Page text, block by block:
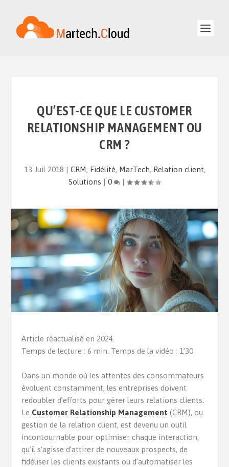
QU’EST-CE QUE LE CUSTOMER
RELATIONSHIP MANAGEMENT OU
CRM ?
13 Juil 2018 | CRM, Fidélité, MarTech, Relation client,
Solutions | 0 |
Article réactualisé en 2024.
Temps de lecture : 6 min. Temps de la vidéo : 1’30
Dans un monde où les attentes des consommateurs
évoluent constamment, les entreprises doivent
redoubler d’efforts pour gérer leurs relations clients.
Le Customer Relationship Management (CRM), ou
gestion de la relation client, est devenu un outil
incontournable pour optimiser chaque interaction,
qu’il s’agisse d’attirer de nouveaux prospects, de
fidéliser les clients existants ou d’automatiser les